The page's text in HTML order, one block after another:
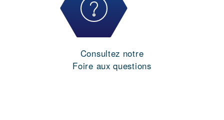
Consultez notre
Foire aux questions